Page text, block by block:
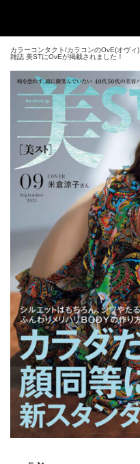
カラーコンタクト/カラコンのOvE(オヴィ)
雑誌 美STにOvEが掲載されました！